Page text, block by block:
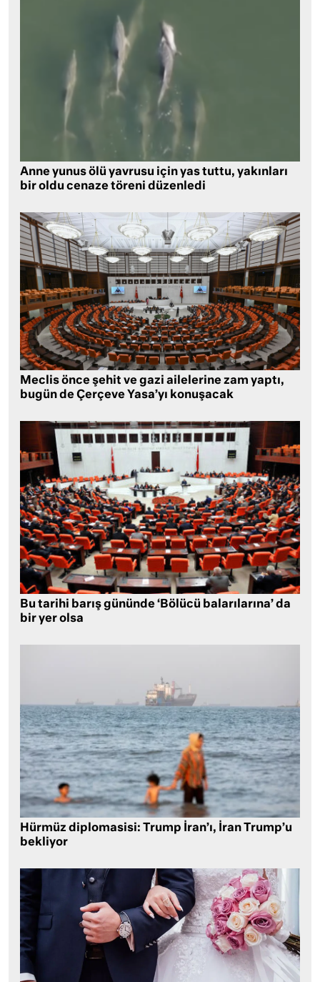
Anne yunus ölü yavrusu için yas tuttu, yakınları
bir oldu cenaze töreni düzenledi
Meclis önce şehit ve gazi ailelerine zam yaptı,
bugün de Çerçeve Yasa’yı konuşacak
Bu tarihi barış gününde ‘Bölücü balarılarına’ da
bir yer olsa
Hürmüz diplomasisi: Trump İran’ı, İran Trump’u
bekliyor